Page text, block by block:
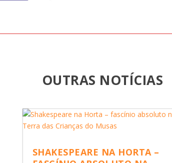
OUTRAS NOTÍCIAS
SHAKESPEARE NA HORTA –